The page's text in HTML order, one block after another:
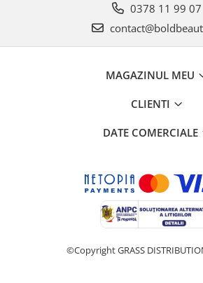
0378 11 99 07
MAGAZINUL MEU
CLIENTI
DATE COMERCIALE
©Copyright GRASS